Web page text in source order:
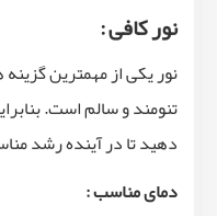
نور کافی :
نور یکی از مهمترین
تنومند و سالم است.
دهید تا در آینده رشد
دمای مناسب :